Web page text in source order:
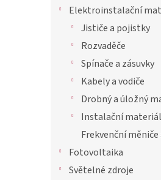
Elektroinstalační
Jističe a pojistky
Rozvaděče
Spínače a zásuvky
Kabely a vodiče
Drobný a úložný
Instalační materiál
Frekvenční
Fotovoltaika
Světelné zdroje